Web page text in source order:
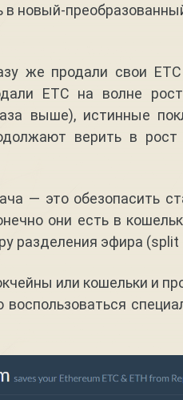
в новый-
же продали свои
ETC на волне
выше), истинные
верить в рост
— это обезопасить
они есть в
разделения эфира (split
или кошельки и
воспользоваться